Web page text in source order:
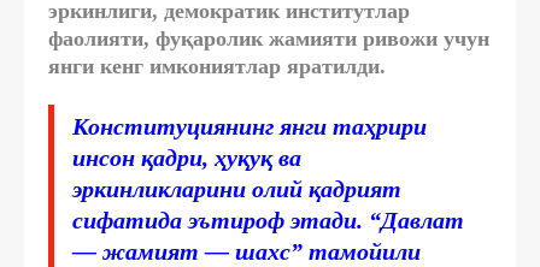
эркинлиги, демократик институтлар
фаолияти, фуқаролик жамияти ривожи учун
янги кенг имкониятлар яратилди.
Конституциянинг янги таҳрири
инсон қадри, ҳуқуқ ва
эркинликларини олий қадрият
сифатида эътироф этади. “Давлат
— жамият — шахс” тамойили